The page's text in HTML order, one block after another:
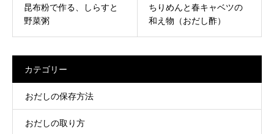
昆布粉で作る、しらすと
野菜粥
ちりめんと春キャベツの
和え物（おだし酢）
カテゴリー
おだしの保存方法
おだしの取り方